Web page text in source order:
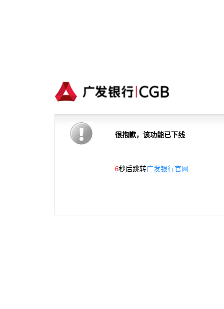
很抱歉，该功能已下线
5秒后跳转广发银行官网